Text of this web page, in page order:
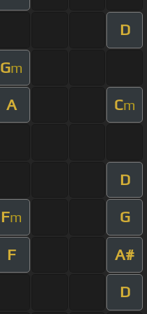
D
Gm
A Cm
D
Fm G
F A#
D